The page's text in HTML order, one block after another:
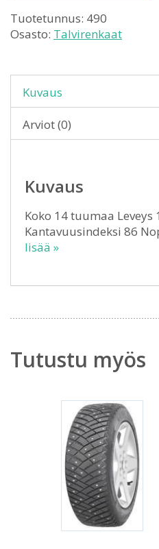
Tuotetunnus: 490
Osasto: Talvirenkaat
Kuvaus
Arviot (0)
Kuvaus
Koko 14 tuumaa Leveys
Kantavuusindeksi 86
lisää »
Tutustu myös